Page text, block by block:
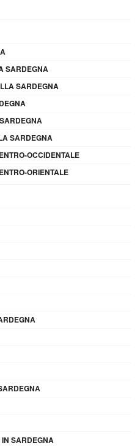
SARDEGNA
SARDEGNA
SARDEGNA
OCCIDENTALE
ORIENTALE
SARDEGNA